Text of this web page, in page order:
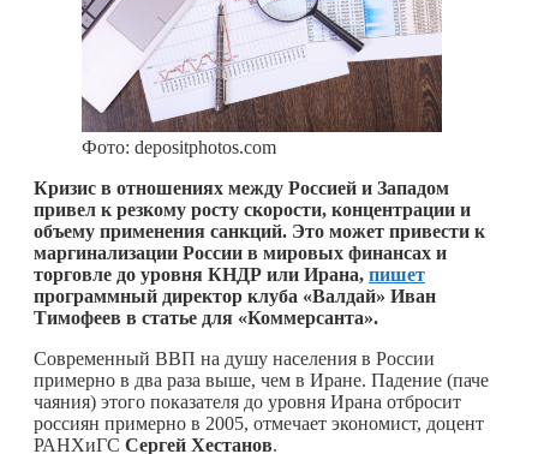
Фото: depositphotos.com
Кризис в отношениях между Россией и Западом
привел к резкому росту скорости, концентрации и
объему применения санкций. Это может привести к
маргинализации России в мировых финансах и
торговле до уровня КНДР или Ирана, пишет
программный директор клуба «Валдай» Иван
Тимофеев в статье для «Коммерсанта».
Современный ВВП на душу населения в России
примерно в два раза выше, чем в Иране. Падение (паче
чаяния) этого показателя до уровня Ирана отбросит
россиян примерно в 2005, отмечает экономист, доцент
РАНХиГС Сергей Хестанов.